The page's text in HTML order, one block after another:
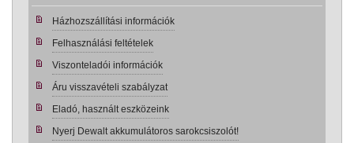
Házhozszállítási információk
Felhasználási feltételek
Viszonteladói információk
Áru visszavételi szabályzat
Eladó, használt eszközeink
Nyerj Dewalt akkumulátoros sarokcsiszolót!